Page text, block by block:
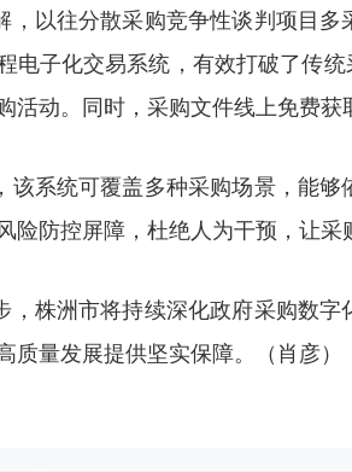
，以往分散采购竞争性谈判项目
电子化交易系统，有效打破了传
活动。同时，采购文件线上免费
该系统可覆盖多种采购场景，能
险防控屏障，杜绝人为干预，让
，株洲市将持续深化政府采购数
质量发展提供坚实保障。（肖彦）